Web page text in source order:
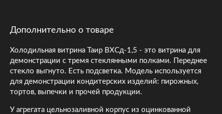
Дополнительно о товаре
Холодильная витрина Таир ВХСд-1,5 - это витрина для
демонстрации с тремя стеклянными полками. Переднее
стекло выгнуто. Есть подсветка. Модель используется
для демонстрации кондитерских изделий: пирожных,
тортов, выпечки и прочей продукции.
У агрегата цельнозаливной корпус из оцинкованной